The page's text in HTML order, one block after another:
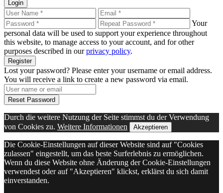
Login
Your
personal data will be used to support your experience throughout
this website, to manage access to your account, and for other
purposes described in ourprivacy policy.
Register
Lost your password? Please enter your username or email address.
You will receive a link to create a new password via email.
Reset Password
Durch die weitere Nutzung der Seite stimmst du der Verwendung
von Cookies zu. Weitere Informationen Akzeptieren
Die Cookie-Einstellungen auf dieser Website sind auf "Cookies
zulassen" eingestellt, um das beste Surferlebnis zu ermöglichen.
Wenn du diese Website ohne Änderung der Cookie-Einstellungen
verwendest oder auf "Akzeptieren" klickst, erklärst du sich damit
einverstanden.